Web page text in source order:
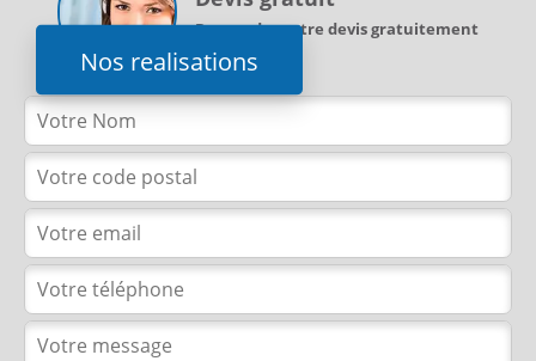
Nos realisations
Demandez votre devis gratuitement